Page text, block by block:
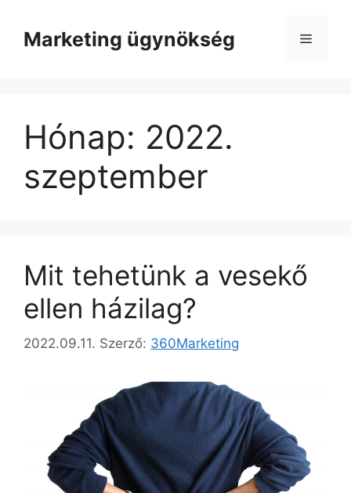
tartalomba
Marketing ügynökség Menü
Hónap: 2022.
szeptember
Mit tehetünk a vesekő
ellen házilag?
2022.09.11. Szerző: 360Marketing